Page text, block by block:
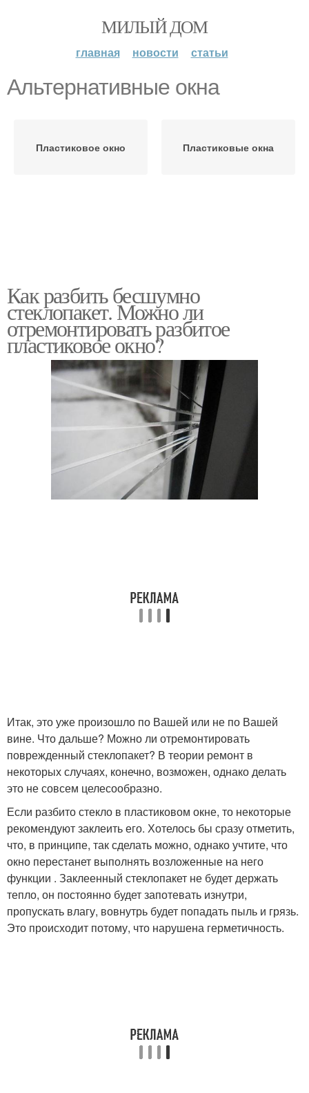
МИЛЫЙ ДОМ
главная новости статьи
Альтернативные окна
Пластиковое окно Пластиковые окна
Как разбить бесшумно
стеклопакет. Можно ли
отремонтировать разбитое
пластиковое окно?
Итак, это уже произошло по Вашей или не по Вашей
вине. Что дальше? Можно ли отремонтировать
поврежденный стеклопакет? В теории ремонт в
некоторых случаях, конечно, возможен, однако делать
это не совсем целесообразно.
Если разбито стекло в пластиковом окне, то некоторые
рекомендуют заклеить его. Хотелось бы сразу отметить,
что, в принципе, так сделать можно, однако учтите, что
окно перестанет выполнять возложенные на него
функции . Заклеенный стеклопакет не будет держать
тепло, он постоянно будет запотевать изнутри,
пропускать влагу, вовнутрь будет попадать пыль и грязь.
Это происходит потому, что нарушена герметичность.